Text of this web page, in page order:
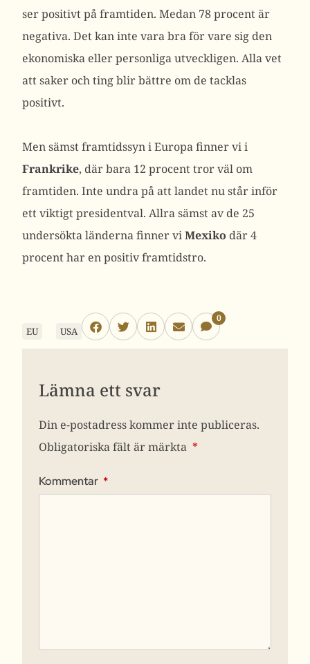
ser positivt på framtiden. Medan 78 procent är
negativa. Det kan inte vara bra för vare sig den
ekonomiska eller personliga utveckligen. Alla vet
att saker och ting blir bättre om de tacklas
positivt.
Men sämst framtidssyn i Europa finner vi i
Frankrike, där bara 12 procent tror väl om
framtiden. Inte undra på att landet nu står inför
ett viktigt presidentval. Allra sämst av de 25
undersökta länderna finner viMexiko där 4
procent har en positiv framtidstro.
EU USA
0
Lämna ett svar
Din e-postadress kommer inte publiceras.
Obligatoriska fält är märkta *
Kommentar *